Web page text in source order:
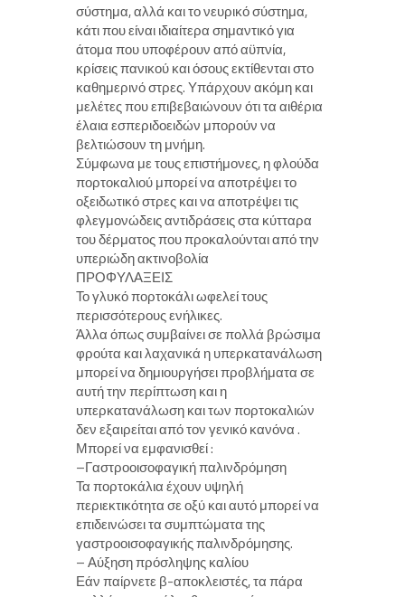
σύστημα, αλλά και το νευρικό σύστημα,
κάτι που είναι ιδιαίτερα σημαντικό για
άτομα που υποφέρουν από αϋπνία,
κρίσεις πανικού και όσους εκτίθενται στο
καθημερινό στρες. Υπάρχουν ακόμη και
μελέτες που επιβεβαιώνουν ότι τα αιθέρια
έλαια εσπεριδοειδών μπορούν να
βελτιώσουν τη μνήμη.
Σύμφωνα με τους επιστήμονες, η φλούδα
πορτοκαλιού μπορεί να αποτρέψει το
οξειδωτικό στρες και να αποτρέψει τις
φλεγμονώδεις αντιδράσεις στα κύτταρα
του δέρματος που προκαλούνται από την
υπεριώδη ακτινοβολία
ΠΡΟΦΥΛΑΞΕΙΣ
Το γλυκό πορτοκάλι ωφελεί τους
περισσότερους ενήλικες.
Άλλα όπως συμβαίνει σε πολλά βρώσιμα
φρούτα και λαχανικά η υπερκατανάλωση
μπορεί να δημιουργήσει προβλήματα σε
αυτή την περίπτωση και η
υπερκατανάλωση και των πορτοκαλιών
δεν εξαιρείται από τον γενικό κανόνα .
Μπορεί να εμφανισθεί :
–Γαστροοισοφαγική παλινδρόμηση
Τα πορτοκάλια έχουν υψηλή
περιεκτικότητα σε οξύ και αυτό μπορεί να
επιδεινώσει τα συμπτώματα της
γαστροοισοφαγικής παλινδρόμησης.
– Αύξηση πρόσληψης καλίου
Εάν παίρνετε β-αποκλειστές, τα πάρα